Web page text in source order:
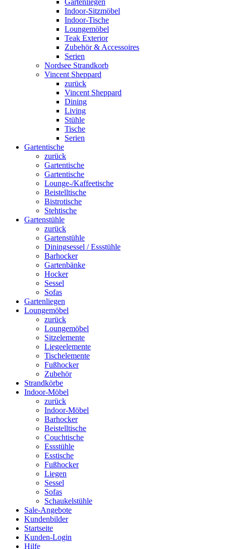
Gartenliegen
Indoor-Sitzmöbel
Indoor-Tische
Loungemöbel
Teak Exterior
Zubehör & Accessoires
Serien
Nordsee Strandkorb
Vincent Sheppard
zurück
Vincent Sheppard
Dining
Living
Stühle
Tische
Serien
Gartentische
zurück
Gartentische
Gartentische
Lounge-/Kaffeetische
Beistelltische
Bistrotische
Stehtische
Gartenstühle
zurück
Gartenstühle
Diningsessel / Essstühle
Barhocker
Gartenbänke
Hocker
Sessel
Sofas
Gartenliegen
Loungemöbel
zurück
Loungemöbel
Sitzelemente
Liegeelemente
Tischelemente
Fußhocker
Zubehör
Strandkörbe
Indoor-Möbel
zurück
Indoor-Möbel
Barhocker
Beistelltische
Couchtische
Essstühle
Esstische
Fußhocker
Liegen
Sessel
Sofas
Schaukelstühle
Sale-Angebote
Kundenbilder
Startseite
Kunden-Login
Hilfe